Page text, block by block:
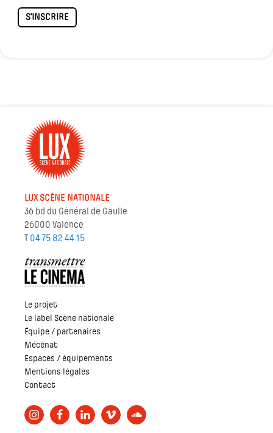
S'INSCRIRE
LUX SCÈNE NATIONALE
36 bd du Général de Gaulle
26000 Valence
T 04 75 82 44 15
Le projet
Le label Scène nationale
Équipe / partenaires
Mécénat
Espaces / équipements
Mentions légales
Contact